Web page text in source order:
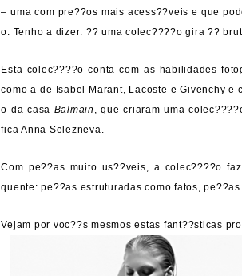
– uma com pre??os mais acess??veis e que
o. Tenho a dizer: ?? uma colec????o gira ??
Esta colec????o conta com as habilidades
como a de Isabel Marant, Lacoste e Givenchy
o da casa Balmain , que criaram uma
fica Anna Selezneva.
Com pe??as muito us??veis, a colec????o
quente: pe??as estruturadas como fatos,
Vejam por voc??s mesmos estas fant??sticas